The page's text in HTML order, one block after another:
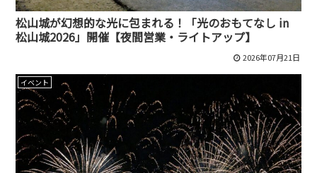
松山城が幻想的な光に包まれる！「光のおもてなし in
松山城2026」開催【夜間営業・ライトアップ】
2026年07月21日
イベント